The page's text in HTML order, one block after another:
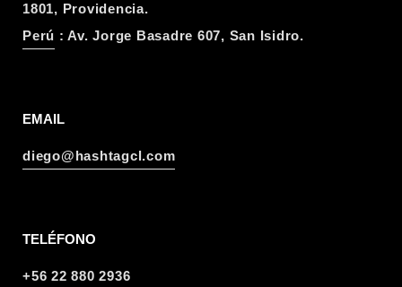
1801, Providencia.
Perú : Av. Jorge Basadre 607, San Isidro.
EMAIL
diego@hashtagcl.com
TELÉFONO
+56 22 880 2936